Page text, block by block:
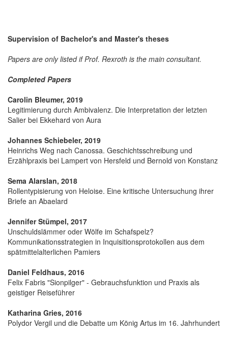
Supervision of Bachelor's and Master's theses
Papers are only listed if Prof. Rexroth is the main consultant.
Completed Papers
Carolin Bleumer, 2019
Legitimierung durch Ambivalenz. Die Interpretation der letzten
Salier bei Ekkehard von Aura
Johannes Schiebeler, 2019
Heinrichs Weg nach Canossa. Geschichtsschreibung und
Erzählpraxis bei Lampert von Hersfeld und Bernold von Konstanz
Sema Alarslan, 2018
Rollentypisierung von Heloise. Eine kritische Untersuchung ihrer
Briefe an Abaelard
Jennifer Stümpel, 2017
Unschuldslämmer oder Wölfe im Schafspelz?
Kommunikationsstrategien in Inquisitionsprotokollen aus dem
spätmittelalterlichen Pamiers
Daniel Feldhaus, 2016
Felix Fabris "Sionpilger" - Gebrauchsfunktion und Praxis als
geistiger Reiseführer
Katharina Gries, 2016
Polydor Vergil und die Debatte um König Artus im 16. Jahrhundert